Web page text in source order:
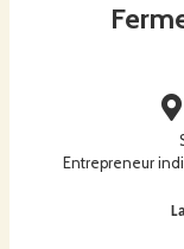
Entrepreneur